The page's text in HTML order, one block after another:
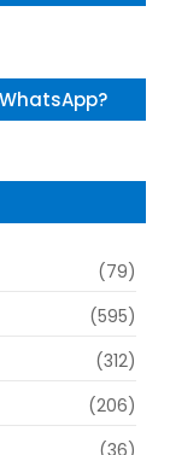
(79)
(595)
(312)
(206)
(36)